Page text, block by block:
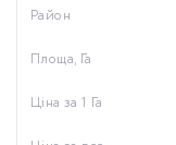
Район
Площа, Га
Ціна за 1 Га